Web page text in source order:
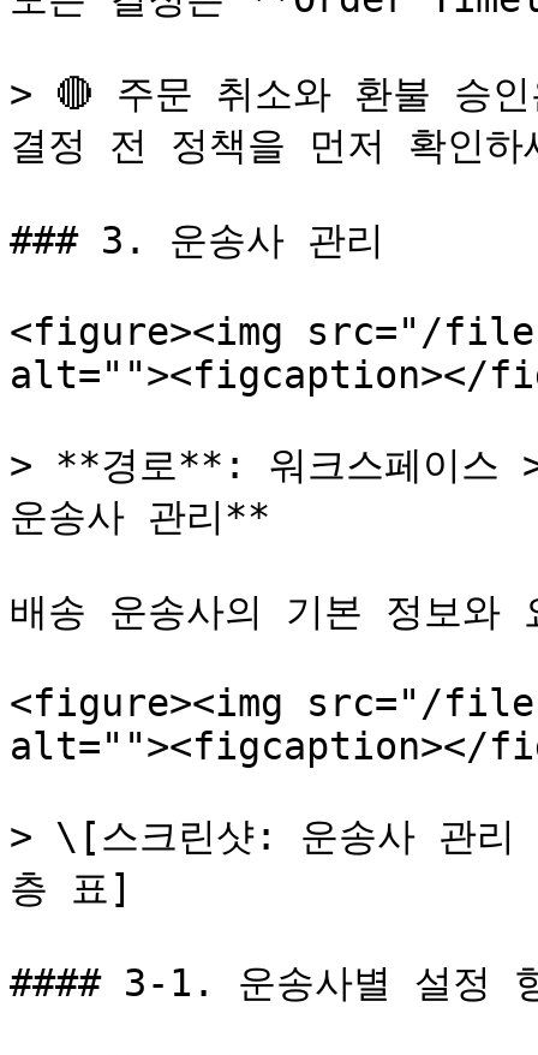
> 🔴 주문 취소와 환불 승
결정 전 정책을 먼저 확인하
### 3. 운송사 관리
<figure><img src="/files/
alt=""><figcaption></
> **경로**: 워크스페이스
운송사 관리**
배송 운송사의 기본 정보와
<figure><img src="/files/
alt=""><figcaption></
> \[스크린샷: 운송사 관리
층 표]
#### 3-1. 운송사별 설정